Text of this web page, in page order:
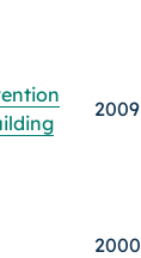
2009
2000